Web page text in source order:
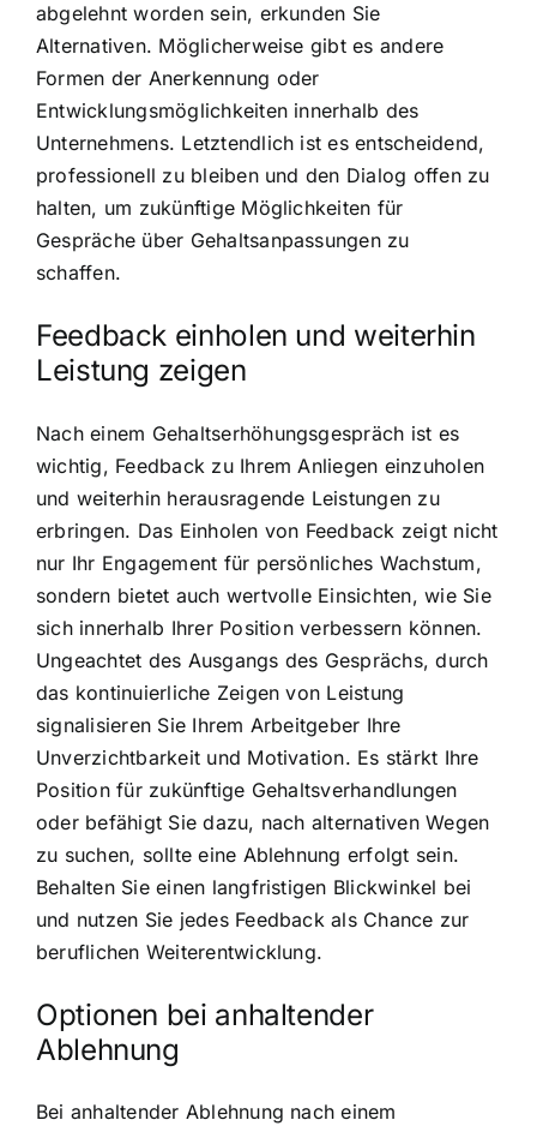
abgelehnt worden sein, erkunden Sie
Alternativen. Möglicherweise gibt es andere
Formen der Anerkennung oder
Entwicklungsmöglichkeiten innerhalb des
Unternehmens. Letztendlich ist es entscheidend,
professionell zu bleiben und den Dialog offen zu
halten, um zukünftige Möglichkeiten für
Gespräche über Gehaltsanpassungen zu
schaffen.
Feedback einholen und weiterhin
Leistung zeigen
Nach einem Gehaltserhöhungsgespräch ist es
wichtig, Feedback zu Ihrem Anliegen einzuholen
und weiterhin herausragende Leistungen zu
erbringen. Das Einholen von Feedback zeigt nicht
nur Ihr Engagement für persönliches Wachstum,
sondern bietet auch wertvolle Einsichten, wie Sie
sich innerhalb Ihrer Position verbessern können.
Ungeachtet des Ausgangs des Gesprächs, durch
das kontinuierliche Zeigen von Leistung
signalisieren Sie Ihrem Arbeitgeber Ihre
Unverzichtbarkeit und Motivation. Es stärkt Ihre
Position für zukünftige Gehaltsverhandlungen
oder befähigt Sie dazu, nach alternativen Wegen
zu suchen, sollte eine Ablehnung erfolgt sein.
Behalten Sie einen langfristigen Blickwinkel bei
und nutzen Sie jedes Feedback als Chance zur
beruflichen Weiterentwicklung.
Optionen bei anhaltender
Ablehnung
Bei anhaltender Ablehnung nach einem